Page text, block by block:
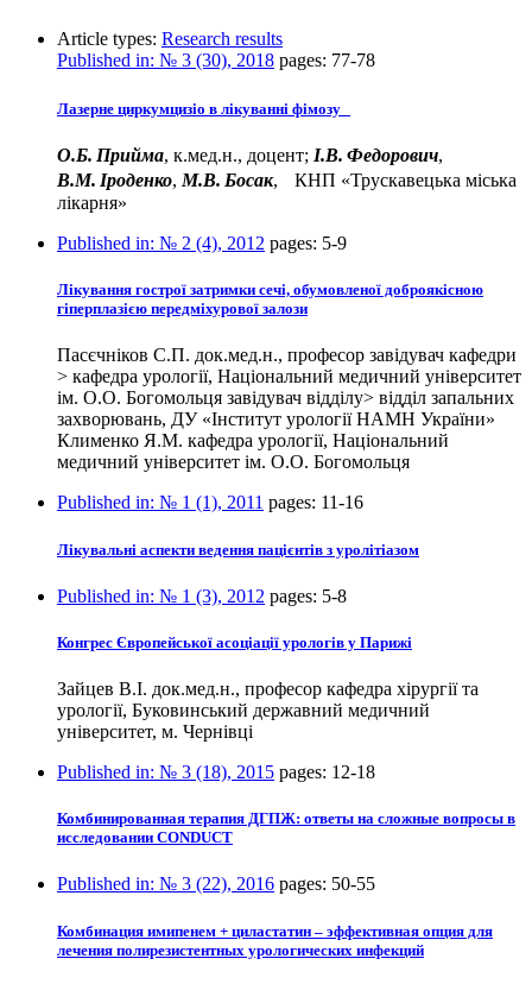
Article types: Research results
Published in: № 3 (30), 2018 pages: 77-78
Лазерне циркумцизіо в лікуванні фімозу
О.Б. Прийма, к.мед.н., доцент; І.В. Федорович,
В.М. Іроденко, М.В. Босак, КНП «Трускавецька міська
лікарня»
Published in: № 2 (4), 2012 pages: 5-9
Лікування гострої затримки сечі, обумовленої доброякісною
гіперплазією передміхурової залози
Пасєчніков С.П. док.мед.н., професор завідувач кафедри
> кафедра урології, Національний медичний університет
ім. О.О. Богомольця завідувач відділу> відділ запальних
захворювань, ДУ «Інститут урології НАМН України»
Клименко Я.М. кафедра урології, Національний
медичний університет ім. О.О. Богомольця
Published in: № 1 (1), 2011 pages: 11-16
Лікувальні аспекти ведення пацієнтів з уролітіазом
Published in: № 1 (3), 2012 pages: 5-8
Конгрес Європейської асоціації урологів у Парижі
Зайцев В.І. док.мед.н., професор кафедра хірургії та
урології, Буковинський державний медичний
університет, м. Чернівці
Published in: № 3 (18), 2015 pages: 12-18
Комбинированная терапия ДГПЖ: ответы на сложные вопросы в
исследовании CONDUCT
Published in: № 3 (22), 2016 pages: 50-55
Комбинация имипенем + циластатин – эффективная опция для
лечения полирезистентных урологических инфекций